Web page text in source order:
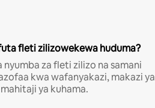
fleti zilizowekewa huduma?
nyumba za fleti zilizo na samani
kwa wafanyakazi, makazi ya
ya kuhama.